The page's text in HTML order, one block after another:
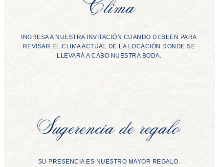
Clima
INGRESA A NUESTRA INVITACIÓN CUANDO DESEEN PARA
REVISAR EL CLIMA ACTUAL DE LA LOCACIÓN DONDE SE
LLEVARÁ A CABO NUESTRA BODA.
Sugerencia de regalo
SU PRESENCIA ES NUESTRO MAYOR REGALO.